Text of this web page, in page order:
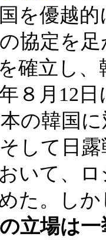
を優越
協定を
確立し
８月12
の韓国
して日
いて、
た。しか
立場は